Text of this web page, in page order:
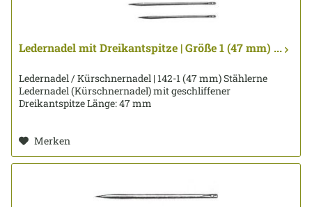
Ledernadel mit Dreikantspitze | Größe 1 (47 mm) ...
Ledernadel / Kürschnernadel | 142-1 (47 mm) Stählerne
Ledernadel (Kürschnernadel) mit geschliffener
Dreikantspitze Länge: 47 mm
Merken